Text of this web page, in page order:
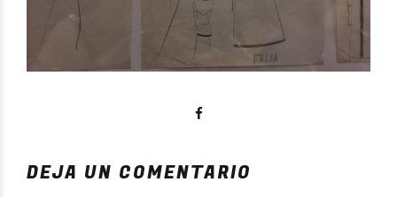
DEJA UN COMENTARIO